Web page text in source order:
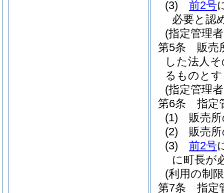
(3)
前2号
必要と認
(指定管理
第5条
販売
した法人
るものと
(指定管理
第6条
指定
(1)
販売
(2)
販売
(3)
前2号
に町長が
(利用の制
第7条
指定